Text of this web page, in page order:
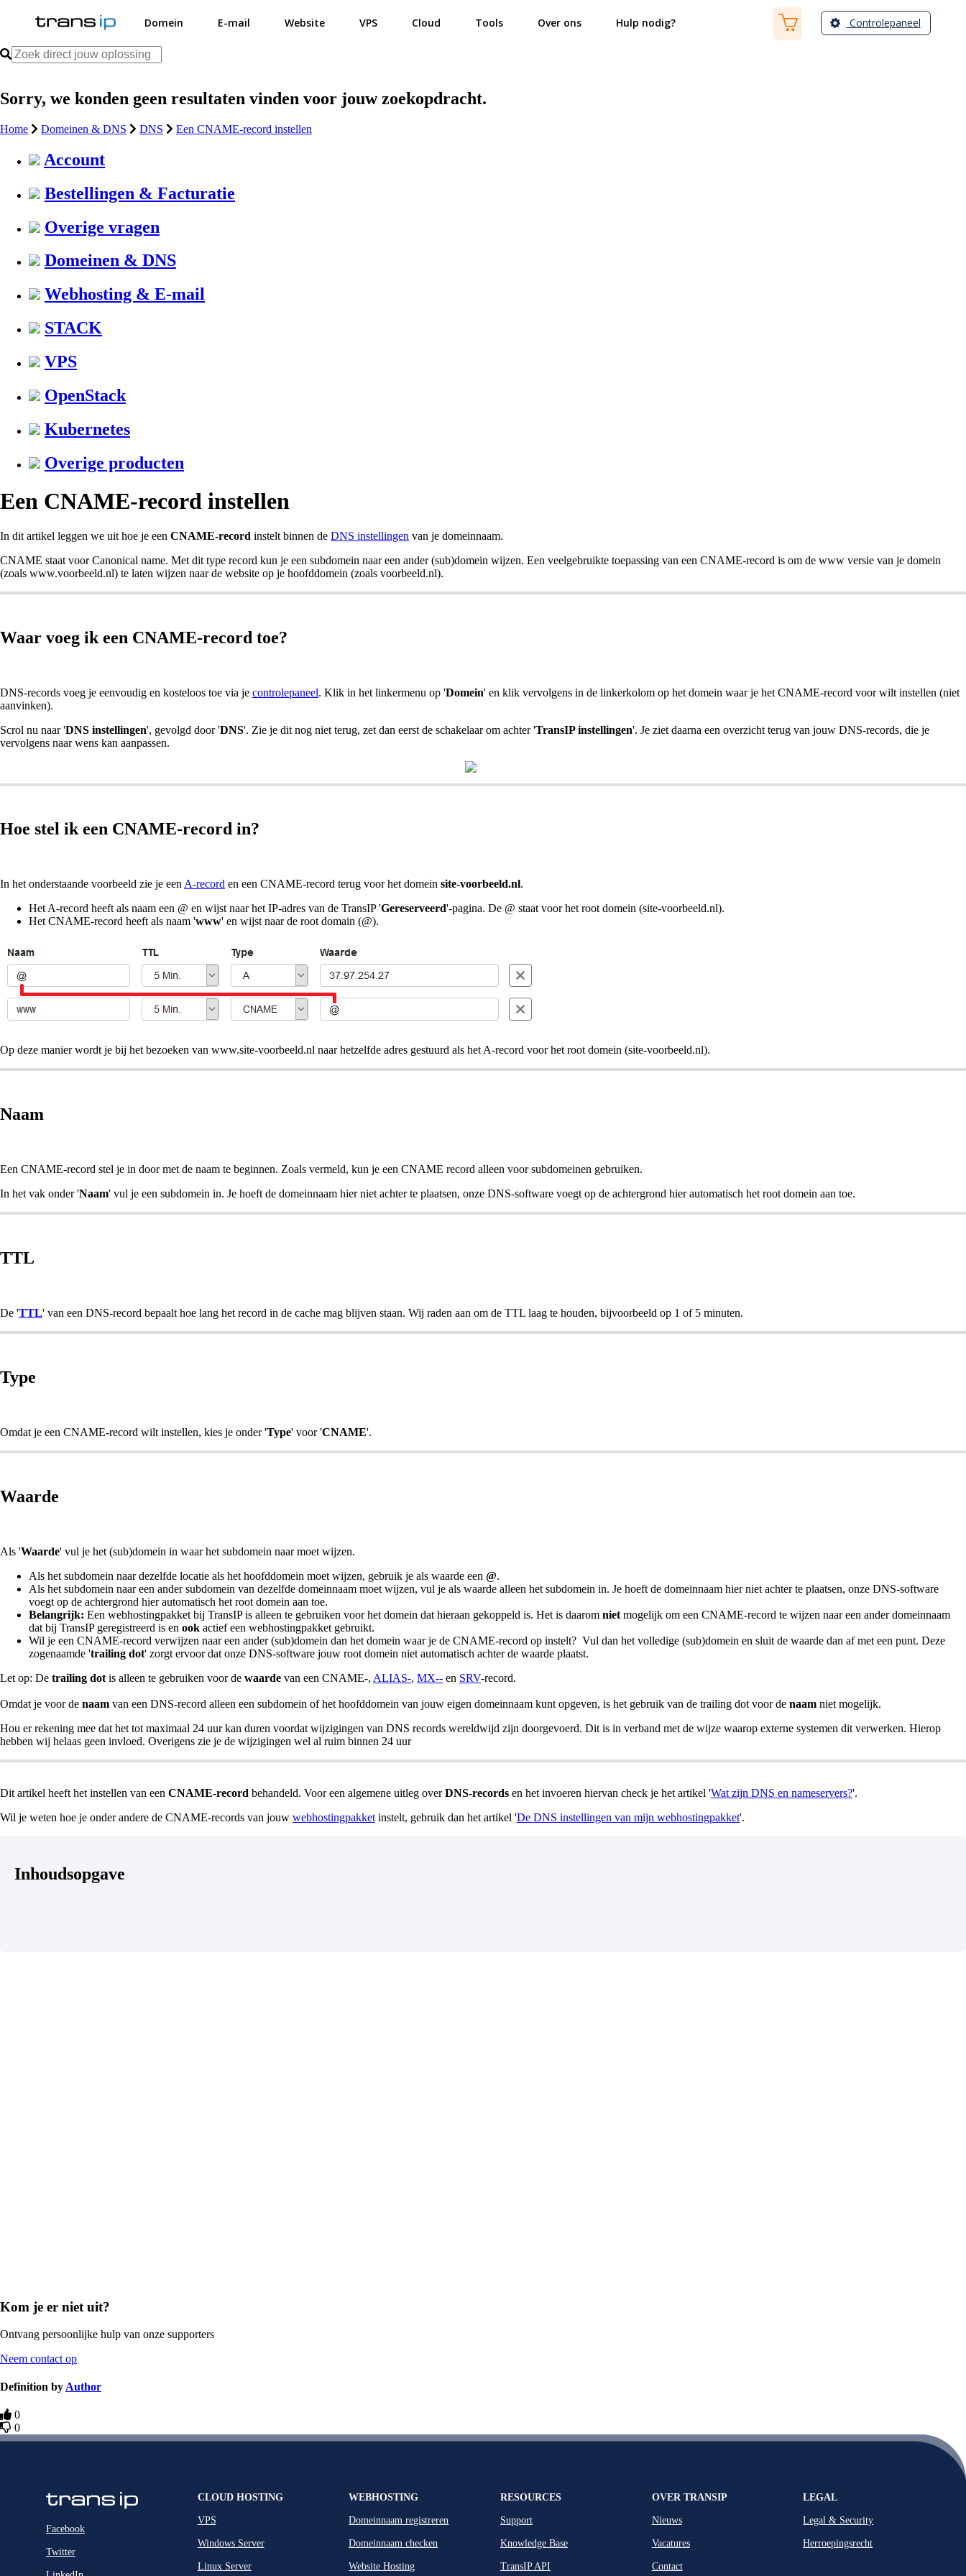
Domein E-mail Website VPS Cloud Tools Over ons Hulp nodig? Controlepaneel
Sorry, we konden geen resultaten vinden voor jouw zoekopdracht.
Home Domeinen & DNS DNS Een CNAME-record instellen
Account
Bestellingen & Facturatie
Overige vragen
Domeinen & DNS
Webhosting & E-mail
STACK
VPS
OpenStack
Kubernetes
Overige producten
Een CNAME-record instellen
In dit artikel leggen we uit hoe je een CNAME-record instelt binnen de DNS instellingen van je domeinnaam.
CNAME staat voor Canonical name. Met dit type record kun je een subdomein naar een ander (sub)domein wijzen. Een veelgebruikte toepassing van een CNAME-record is om de www versie van je domein
(zoals www.voorbeeld.nl) te laten wijzen naar de website op je hoofddomein (zoals voorbeeld.nl).
Waar voeg ik een CNAME-record toe?
DNS-records voeg je eenvoudig en kosteloos toe via je controlepaneel. Klik in het linkermenu op 'Domein' en klik vervolgens in de linkerkolom op het domein waar je het CNAME-record voor wilt instellen (niet
aanvinken).
Scrol nu naar 'DNS instellingen', gevolgd door 'DNS'. Zie je dit nog niet terug, zet dan eerst de schakelaar om achter 'TransIP instellingen'. Je ziet daarna een overzicht terug van jouw DNS-records, die je
vervolgens naar wens kan aanpassen.
Hoe stel ik een CNAME-record in?
In het onderstaande voorbeeld zie je een A-record en een CNAME-record terug voor het domein site-voorbeeld.nl.
Het A-record heeft als naam een @ en wijst naar het IP-adres van de TransIP 'Gereserveerd'-pagina. De @ staat voor het root domein (site-voorbeeld.nl).
Het CNAME-record heeft als naam 'www' en wijst naar de root domain (@).
Op deze manier wordt je bij het bezoeken van www.site-voorbeeld.nl naar hetzelfde adres gestuurd als het A-record voor het root domein (site-voorbeeld.nl).
Naam
Een CNAME-record stel je in door met de naam te beginnen. Zoals vermeld, kun je een CNAME record alleen voor subdomeinen gebruiken.
In het vak onder 'Naam' vul je een subdomein in. Je hoeft de domeinnaam hier niet achter te plaatsen, onze DNS-software voegt op de achtergrond hier automatisch het root domein aan toe.
TTL
De 'TTL' van een DNS-record bepaalt hoe lang het record in de cache mag blijven staan. Wij raden aan om de TTL laag te houden, bijvoorbeeld op 1 of 5 minuten.
Type
Omdat je een CNAME-record wilt instellen, kies je onder 'Type' voor 'CNAME'.
Waarde
Als 'Waarde' vul je het (sub)domein in waar het subdomein naar moet wijzen.
Als het subdomein naar dezelfde locatie als het hoofddomein moet wijzen, gebruik je als waarde een @.
Als het subdomein naar een ander subdomein van dezelfde domeinnaam moet wijzen, vul je als waarde alleen het subdomein in. Je hoeft de domeinnaam hier niet achter te plaatsen, onze DNS-software
voegt op de achtergrond hier automatisch het root domein aan toe.
Belangrijk: Een webhostingpakket bij TransIP is alleen te gebruiken voor het domein dat hieraan gekoppeld is. Het is daarom niet mogelijk om een CNAME-record te wijzen naar een ander domeinnaam
dat bij TransIP geregistreerd is en ook actief een webhostingpakket gebruikt.
Wil je een CNAME-record verwijzen naar een ander (sub)domein dan het domein waar je de CNAME-record op instelt? Vul dan het volledige (sub)domein en sluit de waarde dan af met een punt. Deze
zogenaamde 'trailing dot' zorgt ervoor dat onze DNS-software jouw root domein niet automatisch achter de waarde plaatst.
Let op: De trailing dot is alleen te gebruiken voor de waarde van een CNAME-, ALIAS-, MX-- en SRV-record.
Omdat je voor de naam van een DNS-record alleen een subdomein of het hoofddomein van jouw eigen domeinnaam kunt opgeven, is het gebruik van de trailing dot voor de naam niet mogelijk.
Hou er rekening mee dat het tot maximaal 24 uur kan duren voordat wijzigingen van DNS records wereldwijd zijn doorgevoerd. Dit is in verband met de wijze waarop externe systemen dit verwerken. Hierop
hebben wij helaas geen invloed. Overigens zie je de wijzigingen wel al ruim binnen 24 uur
Dit artikel heeft het instellen van een CNAME-record behandeld. Voor een algemene uitleg overDNS-records en het invoeren hiervan check je het artikel 'Wat zijn DNS en nameservers?'.
Wil je weten hoe je onder andere de CNAME-records van jouw webhostingpakket instelt, gebruik dan het artikel 'De DNS instellingen van mijn webhostingpakket'.
Inhoudsopgave
Kom je er niet uit?
Ontvang persoonlijke hulp van onze supporters
Neem contact op
Definition by Author
0
0
Facebook
Twitter
CLOUD HOSTING
VPS
Windows Server
Linux Server
WEBHOSTING
Domeinnaam registreren
Domeinnaam checken
Website Hosting
RESOURCES
Support
Knowledge Base
TransIP API
OVER TRANSIP
Nieuws
Vacatures
Contact
LEGAL
Legal & Security
Herroepingsrecht